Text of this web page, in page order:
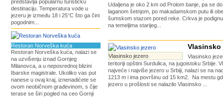
predstavlja popularnu turističku
destinaciju. Temperatura vode u
jezeru je između 18 i 25°C što ga čini
pogodnim...
Restoran Norveška kuća
Restoran Norveška kuća, nalazi se
na uzvišenju iznad Gornjeg
Milanovca, a u neposrednoj blizini
Ibarske magistrale. Ukoliko vas put
nanese u ovaj kraj, iznenadićete se
ovom neobičnom građevinom, s čije
terase se širi pogled na ceo Gornji
Udaljena je oko 2 km od Prolom banje, pa se
laganom šetnjom, po makadamskom putu ili
šumskom stazom pored reke. Crkva je
na temeljima starijeg...
Vlasinsko jezero
Vlasinsko
Vlasinsko
teritoriji opštini Surdulica, na jugoistoku Srbije.
najveće i najviše jezero u Srbiji, nalazi se na
1213 m i ima površinu od 15 km2. Na mestu
jezero u prošlosti se nalazilo Vlasinsko ...